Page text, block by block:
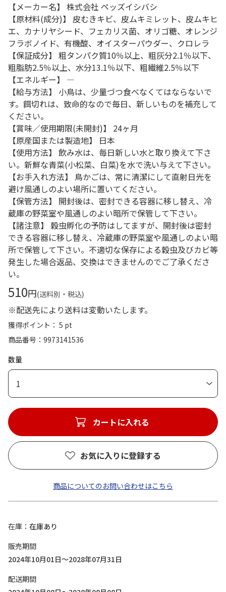
【メーカー名】 株式会社 ペッズイシバシ
【原材料(成分)】 皮むきキビ、皮ムキミレット、皮ムキヒ
エ、カナリヤシード、フェカリス菌、オリゴ糖、オレンジ
フラボノイド、有機酸、オイスターパウダー、クロレラ
【保証成分】 粗タンパク質10％以上、粗灰分2.1％以下、
粗脂肪2.5％以上、水分13.1％以下、粗繊維2.5％以下
【エネルギー】 ―
【給与方法】 小鳥は、少量づつ食べなくてはならないで
す。餌切れは、致命的なので毎日、新しいものを補充して
ください。
【賞味／使用期限(未開封)】 24ヶ月
【原産国または製造地】 日本
【使用方法】 飲み水は、毎日新しい水と取り換えて下さ
い。新鮮な青菜(小松菜、白菜)を水で洗い与えて下さい。
【お手入れ方法】 鳥かごは、常に清潔にして直射日光を
避け風通しのよい場所に置いてください。
【保管方法】 開封後は、密封できる容器に移し替え、冷
蔵庫の野菜室や風通しのよい暗所で保管して下さい。
【諸注意】 穀虫孵化の予防はしてますが、開封後は密封
できる容器に移し替え、冷蔵庫の野菜室や風通しのよい暗
所で保管して下さい。不適切な保存による穀虫及びカビ等
発生した場合返品、交換はできませんのでご了承くださ
い。
510円(送料別・税込)
※配送先により送料は変動いたします。
獲得ポイント： 5 pt
商品番号
9973141536
数量
1
カートに入れる
お気に入りに登録する
商品についてのお問い合わせはこちら
在庫
在庫あり
販売期間
2024年10月01日～2028年07月31日
配送期間